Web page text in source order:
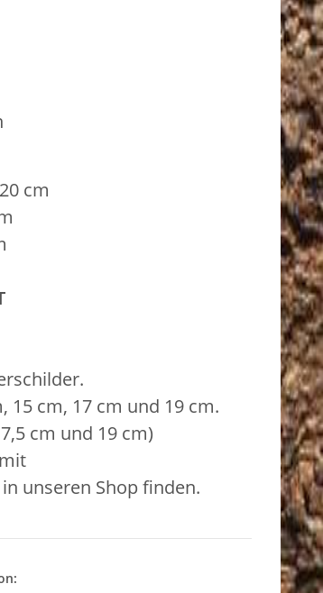
cm
15 cm, 17 cm und 19 cm.
cm und 19 cm)
unseren Shop finden.